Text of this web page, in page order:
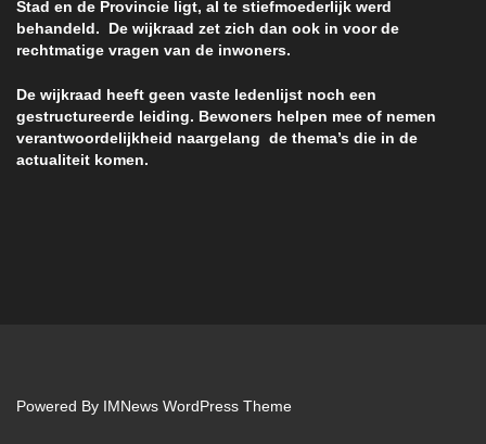
Stad en de Provincie ligt, al te stiefmoederlijk werd
behandeld. De wijkraad zet zich dan ook in voor de
rechtmatige vragen van de inwoners.
De wijkraad heeft geen vaste ledenlijst noch een
gestructureerde leiding. Bewoners helpen mee of nemen
verantwoordelijkheid naargelang de thema’s die in de
actualiteit komen.
Powered By IMNews WordPress Theme